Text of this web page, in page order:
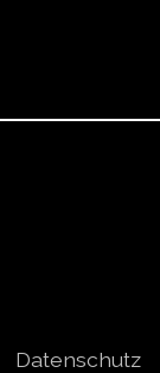
Datenschutz